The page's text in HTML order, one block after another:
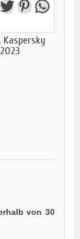
Kaspersky
von 30